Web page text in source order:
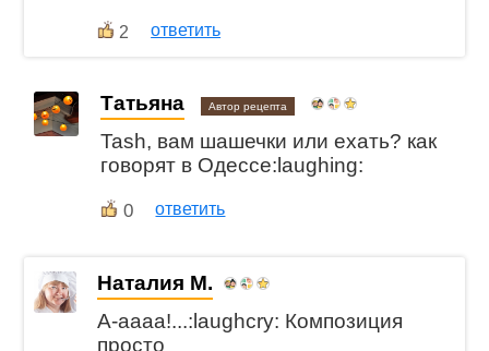
2 ответить
Татьяна Автор рецепта
Tash, вам шашечки или ехать? как
говорят в Одессе:laughing:
0 ответить
Наталия М.
А-аааа!...:laughcry: Композиция
просто